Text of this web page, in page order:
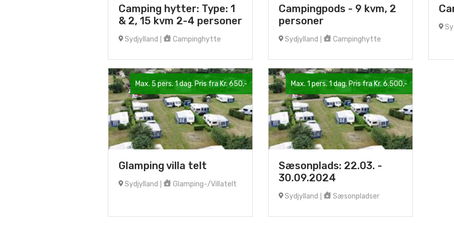
Camping hytter: Type: 1
& 2, 15 kvm 2-4 personer
Sydjylland Campinghytte
Campingpods - 9 kvm, 2
personer
Sydjylland Campinghytte
Max. 5 pers. 1 dag. Pris fra Kr. 650,-
Glamping villa telt
Sydjylland Glamping-/Villatelt
Max. 1 pers. 1 dag. Pris fra Kr. 6.500,-
Sæsonplads: 22.03. -
30.09.2024
Sydjylland Sæsonpladser